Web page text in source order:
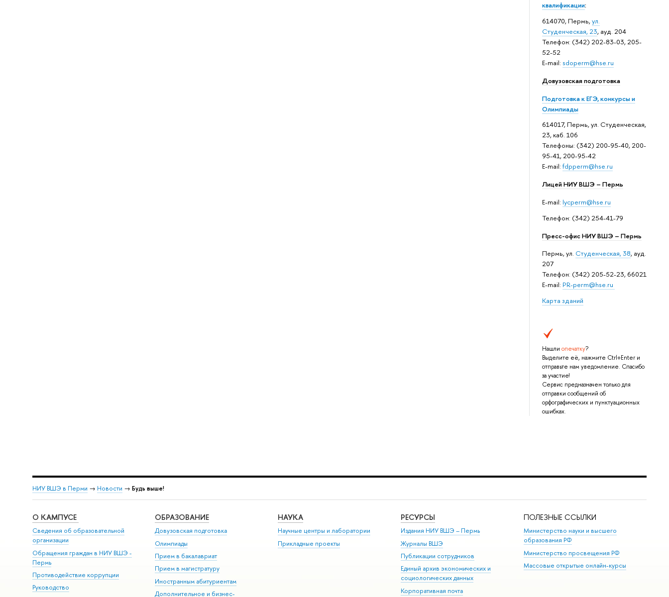
квалификации:
614070, Пермь,ул.
Студенческая, 23, ауд. 204
Телефон: (342) 202-83-03, 205-
52-52
E-mail: sdoperm@hse.ru
Довузовская подготовка
Подготовка к ЕГЭ, конкурсы и
Олимпиады
614017, Пермь, ул. Студенческая,
23, каб. 106
Телефоны: (342) 200-95-40, 200-
95-41, 200-95-42
E-mail: fdpperm@hse.ru
Лицей НИУ ВШЭ – Пермь
E-mail: lycperm@hse.ru
Телефон: (342) 254-41-79
Пресс-офис НИУ ВШЭ – Пермь
Пермь, ул. Студенческая, 38, ауд.
207
Телефон: (342) 205-52-23, 66021
E-mail: PR-perm@hse.ru
Карта зданий
Нашли опечатку?
Выделите её, нажмите Ctrl+Enter и
отправьте нам уведомление. Спасибо
за участие!
Сервис предназначен только для
отправки сообщений об
орфографических и пунктуационных
ошибках.
НИУ ВШЭ в Перми → Новости → Будь выше!
О КАМПУСЕ
Сведения об образовательной
организации
Обращения граждан в НИУ ВШЭ -
Пермь
Противодействие коррупции
Руководство
ОБРАЗОВАНИЕ
Довузовская подготовка
Олимпиады
Прием в бакалавриат
Прием в магистратуру
Иностранным абитуриентам
Дополнительное и бизнес-
НАУКА
Научные центры и лаборатории
Прикладные проекты
РЕСУРСЫ
Издания НИУ ВШЭ ­– Пермь
Журналы ВШЭ
Публикации сотрудников
Единый архив экономических и
социологических данных
Корпоративная почта
ПОЛЕЗНЫЕ ССЫЛКИ
Министерство науки и высшего
образования РФ
Министерство просвещения РФ
Массовые открытые онлайн-курсы